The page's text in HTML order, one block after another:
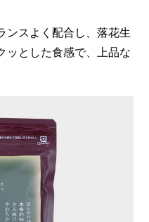
ンスよく配合し、落花生
ッとした食感で、上品な